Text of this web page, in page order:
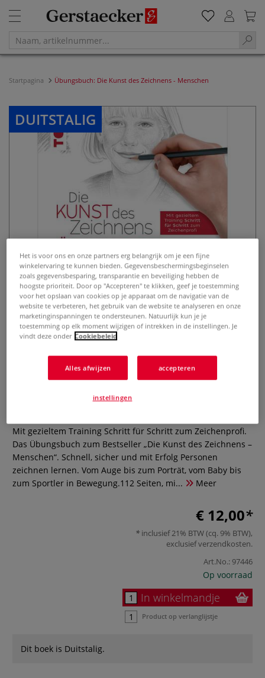
Startpagina Übungsbuch: Die Kunst des Zeichnens - Menschen
DUITSTALIG
Übungsbuch: Die Kunst des
Zeichnens - Menschen
Mit gezieltem Training Schritt für Schritt zum Zeichenprofi.
Das Übungsbuch zum Bestseller „Die Kunst des Zeichnens –
Menschen“. Schnell, sicher und mit Erfolg Personen
zeichnen lernen. Vom Auge bis zum Porträt, vom Baby bis
zum Sportler in Bewegung.112 Seiten, mi...
Meer
€ 12,00
inclusief 21% BTW (cq. 9% BTW),
exclusiefverzendkosten.
Art.No.: 97446
Op voorraad
In winkelmandje
Product op verlanglijstje
Dit boek is Duitstalig.
Het is voor ons en onze partners erg belangrijk om je een fijne
winkelervaring te kunnen bieden. Gegevensbeschermingsbeginselen
zoals gegevensbesparing, transparantie en beveiliging hebben de
hoogste prioriteit. Door op "Accepteren" te klikken, geef je toestemming
voor het opslaan van cookies op je apparaat om de navigatie van de
website te verbeteren, het gebruik van de website te analyseren en onze
marketinginspanningen te ondersteunen. Natuurlijk kun je je
toestemming op elk moment wijzigen of intrekken in de instellingen. Je
vindt deze onder Cookiebeleid
Alles afwijzen accepteren
instellingen